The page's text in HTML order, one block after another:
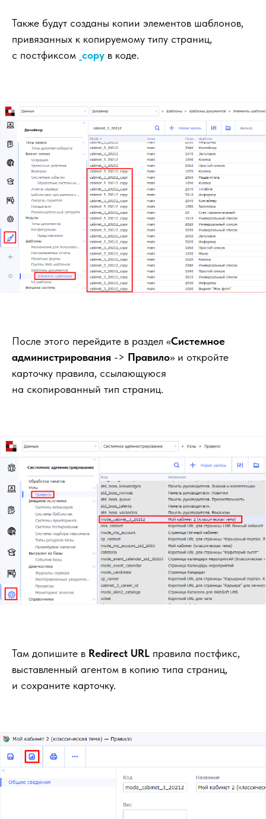
Также будут созданы копии элементов шаблонов,
привязанных к копируемому типу страниц,
с постфиксом _copy в коде.
После этого перейдите в раздел «Системное
администрирования -> Правило» и откройте
карточку правила, ссылающуюся
на скопированный тип страниц.
Там допишите в Redirect URL правила постфикс,
выставленный агентом в копию типа страниц,
и сохраните карточку.